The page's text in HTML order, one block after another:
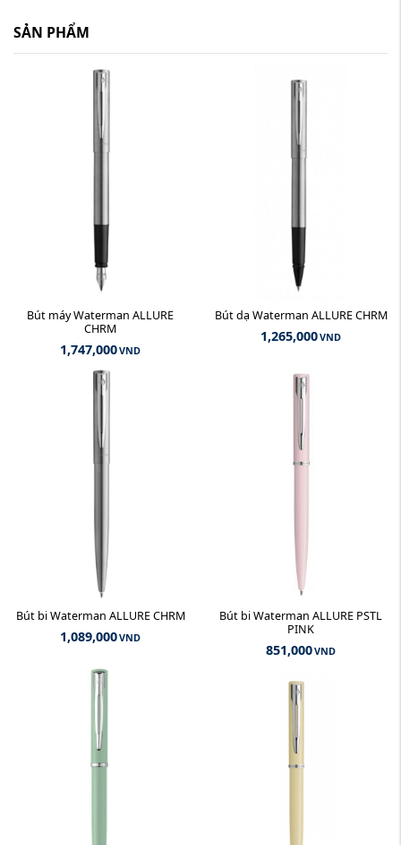
SẢN PHẨM
Bút máy Waterman ALLURE
CHRM
1,747,000VND
Bút dạ Waterman ALLURE CHRM
1,265,000VND
Bút bi Waterman ALLURE CHRM
1,089,000VND
Bút bi Waterman ALLURE PSTL
PINK
851,000VND